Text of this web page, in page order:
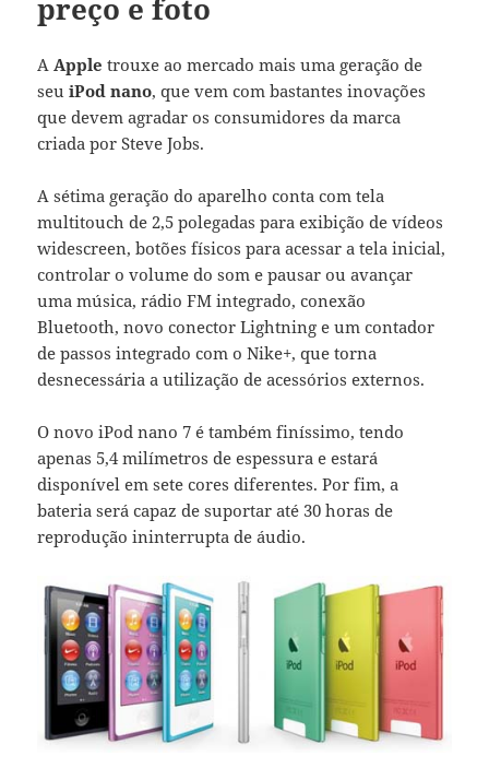
preço e foto
A Apple trouxe ao mercado mais uma geração de
seuiPod nano, que vem com bastantes inovações
que devem agradar os consumidores da marca
criada por Steve Jobs.
A sétima geração do aparelho conta com tela
multitouch de 2,5 polegadas para exibição de vídeos
widescreen, botões físicos para acessar a tela inicial,
controlar o volume do som e pausar ou avançar
uma música, rádio FM integrado, conexão
Bluetooth, novo conector Lightning e um contador
de passos integrado com o Nike+, que torna
desnecessária a utilização de acessórios externos.
O novo iPod nano 7 é também finíssimo, tendo
apenas 5,4 milímetros de espessura e estará
disponível em sete cores diferentes. Por fim, a
bateria será capaz de suportar até 30 horas de
reprodução ininterrupta de áudio.